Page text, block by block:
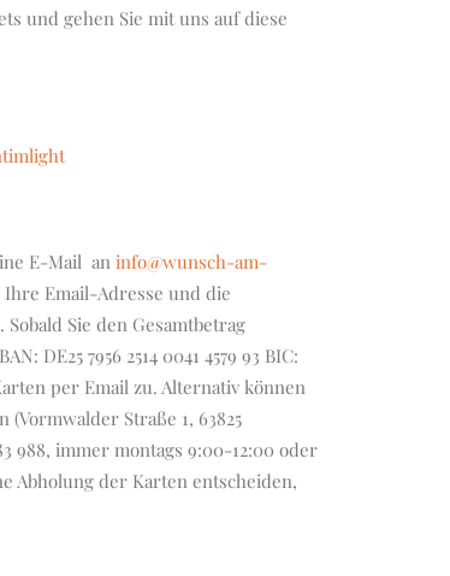
und gehen Sie mit uns auf diese
E-Mail an info@wunsch-am-
Email-Adresse und die
Sie den Gesamtbetrag
DE25 7956 2514 0041 4579 93 BIC:
per Email zu. Alternativ können
Straße 1, 63825
988, immer montags 9:00-12:00 oder
Abholung der Karten entscheiden,